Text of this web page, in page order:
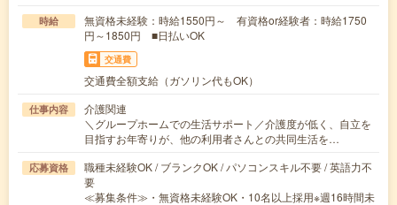
時給
無資格未経験：時給1550円～ 有資格or経験者：時給1750
円～1850円 ■日払いOK
交通費
交通費全額支給（ガソリン代もOK）
仕事内容
介護関連
＼グループホームでの生活サポート／介護度が低く、自立を
目指すお年寄りが、他の利用者さんとの共同生活を…
応募資格
職種未経験OK / ブランクOK / パソコンスキル不要 / 英語力不
要
≪募集条件≫・無資格未経験OK・10名以上採用※週16時間未